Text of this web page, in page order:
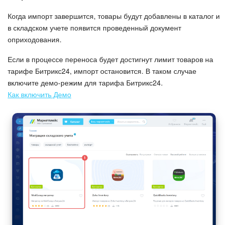
Когда импорт завершится, товары будут добавлены в каталог и
в складском учете появится проведенный документ
оприходования.
Если в процессе переноса будет достигнут лимит товаров на
тарифе Битрикс24, импорт остановится. В таком случае
включите демо-режим для тарифа Битрикс24.
Как включить Демо